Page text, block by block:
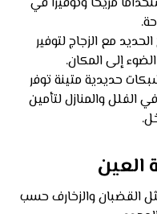
مع الزجاج لتوفير
إلى المكان.
حديدية متينة توفر
الفلل والمنازل لتأمين
العين
مثل القضبان والزخارف حسب